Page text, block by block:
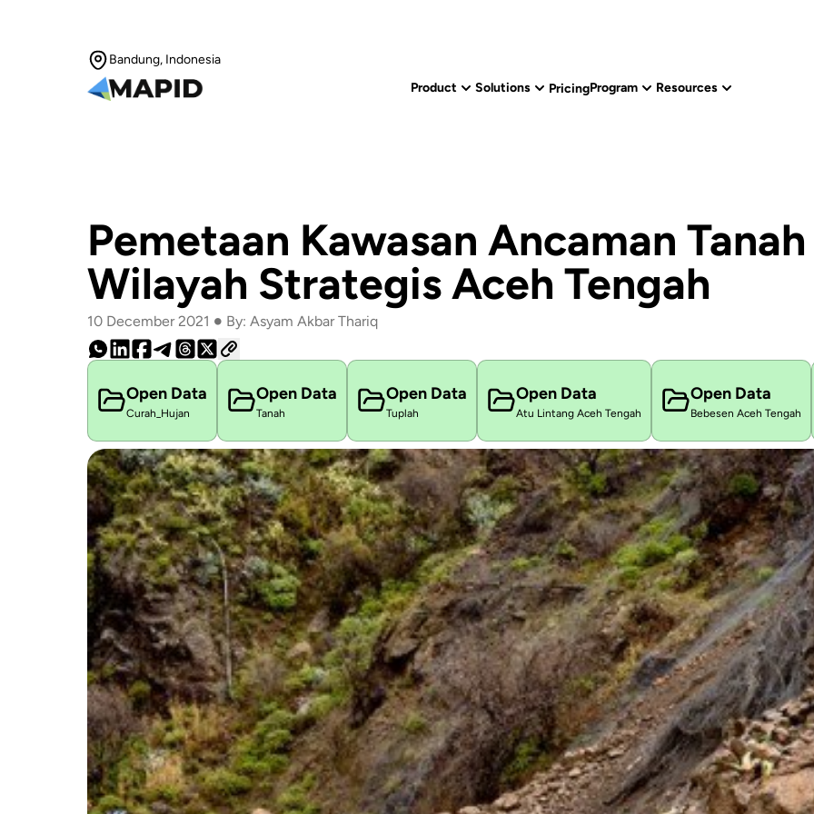
Bandung, Indonesia
Product
Solutions PricingProgram Resources
Pemetaan Kawasan Ancaman
Wilayah Strategis Aceh Tengah
10 December 2021 • By: Asyam Akbar Thariq
Open Data
Curah_Hujan
Open Data
Tanah
Open Data
Tuplah
Open Data
Atu Lintang Aceh Tengah
Open Data
Bebesen Aceh Tengah